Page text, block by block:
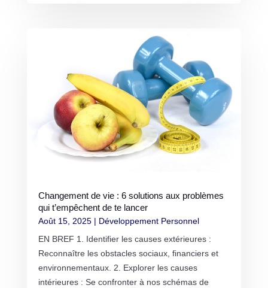
Changement de vie : 6 solutions aux problèmes
qui t’empêchent de te lancer
Août 15, 2025| Développement Personnel
EN BREF 1. Identifier les causes extérieures :
Reconnaître les obstacles sociaux, financiers et
environnementaux. 2. Explorer les causes
intérieures : Se confronter à nos schémas de